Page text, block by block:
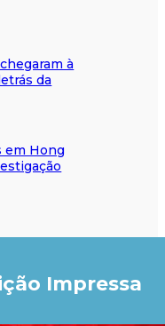
à
da
em Hong
Impressa